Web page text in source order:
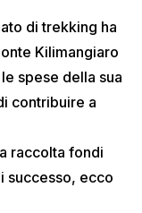
di trekking ha
Kilimangiaro
spese della sua
contribuire a
raccolta fondi
successo, ecco